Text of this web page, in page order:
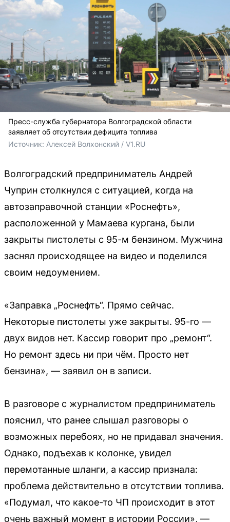
Пресс-служба губернатора Волгоградской области
заявляет об отсутствии дефицита топлива
Источник: Алексей Волхонский / V1.RU
Волгоградский предприниматель Андрей
Чуприн столкнулся с ситуацией, когда на
автозаправочной станции «Роснефть»,
расположенной у Мамаева кургана, были
закрыты пистолеты с 95-м бензином. Мужчина
заснял происходящее на видео и поделился
своим недоумением.
«Заправка „Роснефть“. Прямо сейчас.
Некоторые пистолеты уже закрыты. 95-го —
двух видов нет. Кассир говорит про „ремонт“.
Но ремонт здесь ни при чём. Просто нет
бензина», — заявил он в записи.
В разговоре с журналистом предприниматель
пояснил, что ранее слышал разговоры о
возможных перебоях, но не придавал значения.
Однако, подъехав к колонке, увидел
перемотанные шланги, а кассир признала:
проблема действительно в отсутствии топлива.
«Подумал, что какое-то ЧП происходит в этот
очень важный момент в истории России», —